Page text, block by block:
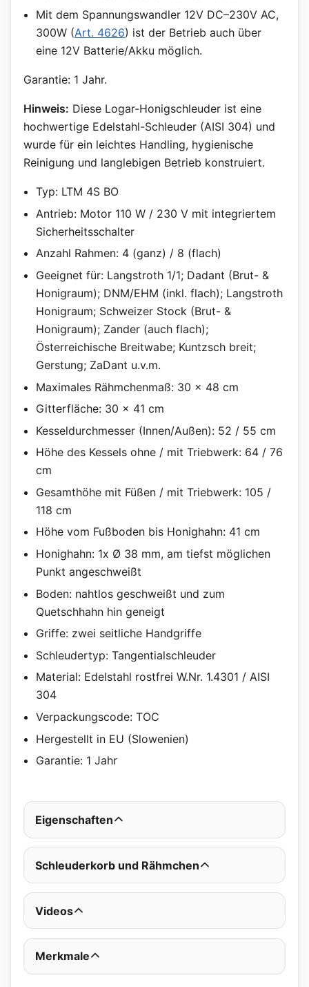
Mit dem Spannungswandler 12V DC–230V AC,
300W (Art. 4626) ist der Betrieb auch über
eine 12V Batterie/Akku möglich.
Garantie: 1 Jahr.
Hinweis: Diese Logar-Honigschleuder ist eine
hochwertige Edelstahl-Schleuder (AISI 304) und
wurde für ein leichtes Handling, hygienische
Reinigung und langlebigen Betrieb konstruiert.
Typ: LTM 4S BO
Antrieb: Motor 110 W / 230 V mit integriertem
Sicherheitsschalter
Anzahl Rahmen: 4 (ganz) / 8 (flach)
Geeignet für: Langstroth 1/1; Dadant (Brut- &
Honigraum); DNM/EHM (inkl. flach); Langstroth
Honigraum; Schweizer Stock (Brut- &
Honigraum); Zander (auch flach);
Österreichische Breitwabe; Kuntzsch breit;
Gerstung; ZaDant u.v.m.
Maximales Rähmchenmaß: 30 x 48 cm
Gitterfläche: 30 x 41 cm
Kesseldurchmesser (Innen/Außen): 52 / 55 cm
Höhe des Kessels ohne / mit Triebwerk: 64 / 76
cm
Gesamthöhe mit Füßen / mit Triebwerk: 105 /
118 cm
Höhe vom Fußboden bis Honighahn: 41 cm
Honighahn: 1x Ø 38 mm, am tiefst möglichen
Punkt angeschweißt
Boden: nahtlos geschweißt und zum
Quetschhahn hin geneigt
Griffe: zwei seitliche Handgriffe
Schleudertyp: Tangentialschleuder
Material: Edelstahl rostfrei W.Nr. 1.4301 / AISI
304
Verpackungscode: TOC
Hergestellt in EU (Slowenien)
Garantie: 1 Jahr
Eigenschaften
Schleuderkorb und Rähmchen
Videos
Merkmale